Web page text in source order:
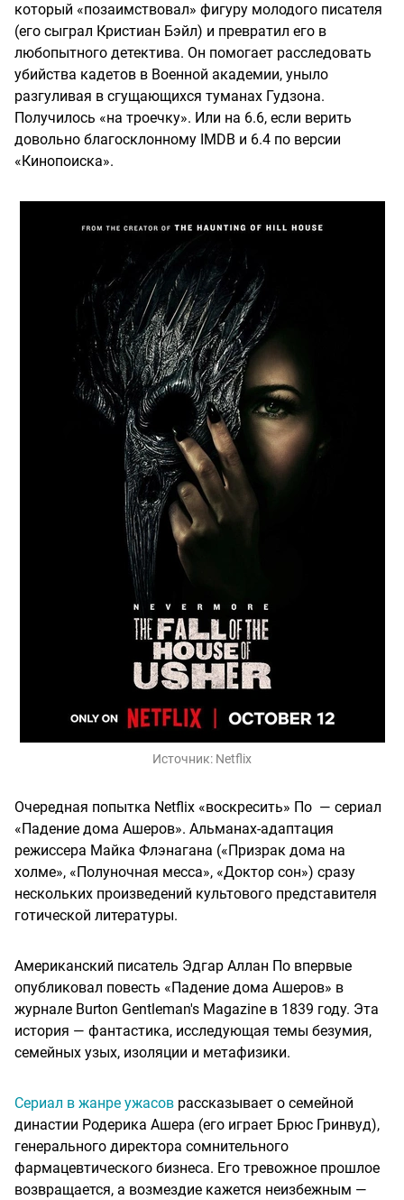
который «позаимствовал» фигуру молодого писателя
(его сыграл Кристиан Бэйл) и превратил его в
любопытного детектива. Он помогает расследовать
убийства кадетов в Военной академии, уныло
разгуливая в сгущающихся туманах Гудзона.
Получилось «на троечку». Или на 6.6, если верить
довольно благосклонному IMDB и 6.4 по версии
«Кинопоиска».
Источник: Netflix
Очередная попытка Netflix «воскресить» По — сериал
«Падение дома Ашеров». Альманах-адаптация
режиссера Майка Флэнагана («Призрак дома на
холме», «Полуночная месса», «Доктор сон») сразу
нескольких произведений культового представителя
готической литературы.
Американский писатель Эдгар Аллан По впервые
опубликовал повесть «Падение дома Ашеров» в
журнале Burton Gentleman's Magazine в 1839 году. Эта
история — фантастика, исследующая темы безумия,
семейных узых, изоляции и метафизики.
Сериал в жанре ужасов рассказывает о семейной
династии Родерика Ашера (его играет Брюс Гринвуд),
генерального директора сомнительного
фармацевтического бизнеса. Его тревожное прошлое
возвращается, а возмездие кажется неизбежным —